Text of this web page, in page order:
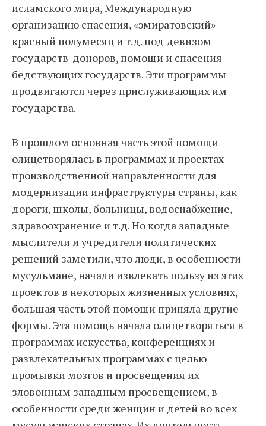
исламского мира, Международную
организацию спасения, «эмиратовский»
красный полумесяц и т.д. под девизом
государств-доноров, помощи и спасения
бедствующих государств. Эти программы
продвигаются через прислуживающих им
государства.
В прошлом основная часть этой помощи
олицетворялась в программах и проектах
производственной направленности для
модернизации инфраструктуры страны, как
дороги, школы, больницы, водоснабжение,
здравоохранение и т.д. Но когда западные
мыслители и учредители политических
решений заметили, что люди, в особенности
мусульмане, начали извлекать пользу из этих
проектов в некоторых жизненных условиях,
большая часть этой помощи приняла другие
формы. Эта помощь начала олицетворяться в
программах искусства, конференциях и
развлекательных программах с целью
промывки мозгов и просвещения их
зловонным западным просвещением, в
особенности среди женщин и детей во всех